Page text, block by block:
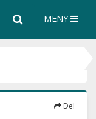
hele
Søk MENY
Del